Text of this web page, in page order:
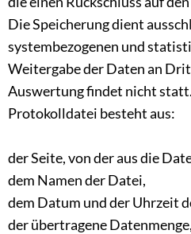
Die Speicherung dient
systembezogenen und
Weitergabe der Daten an
Auswertung findet nicht
Protokolldatei besteht aus:
der Seite, von der aus die
dem Namen der Datei,
dem Datum und der Uhrzeit
der übertragene Datenmenge,